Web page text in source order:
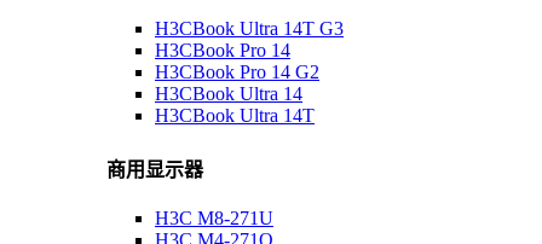
H3CBook Ultra 14T G3
H3CBook Pro 14
H3CBook Pro 14 G2
H3CBook Ultra 14
H3CBook Ultra 14T
商用显示器
H3C M8-271U
H3C M4-271Q